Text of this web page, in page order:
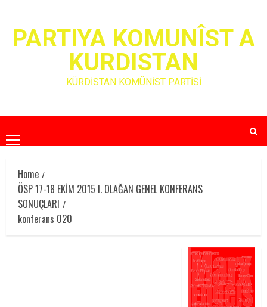
contentPARTIYA KOMUNÎST A
KURDISTAN
KÜRDİSTAN KOMÜNİST PARTİSİ
Primary
Menu
Home
ÖSP 17-18 EKİM 2015 I. OLAĞAN GENEL KONFERANS
SONUÇLARI
konferans 020